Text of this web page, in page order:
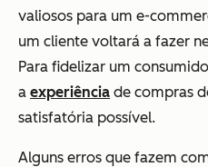
valiosos para um e-
um cliente voltará a fazer
Para fidelizar um
a experiência de compras
satisfatória possível.
Alguns erros que fazem